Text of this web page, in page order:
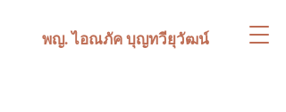
พญ. ไอณภัค บุญทวียุวัฒน์